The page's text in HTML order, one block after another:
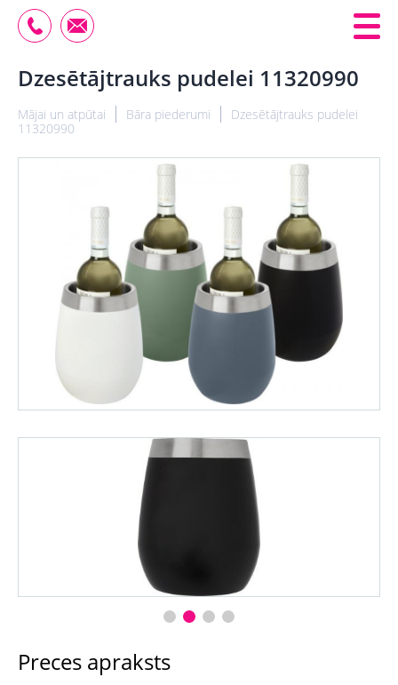
Dzesētājtrauks pudelei 11320990
Mājai un atpūtai Bāra piederumi
Dzesētājtrauks pudelei
11320990
Preces apraksts